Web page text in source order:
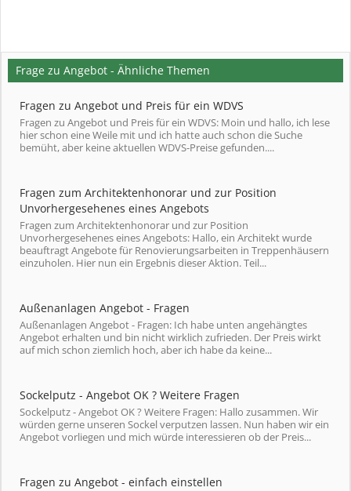
Frage zu Angebot - Ähnliche Themen
Fragen zu Angebot und Preis für ein WDVS
Fragen zu Angebot und Preis für ein WDVS: Moin und hallo, ich lese
hier schon eine Weile mit und ich hatte auch schon die Suche
bemüht, aber keine aktuellen WDVS-Preise gefunden....
Fragen zum Architektenhonorar und zur Position
Unvorhergesehenes eines Angebots
Fragen zum Architektenhonorar und zur Position
Unvorhergesehenes eines Angebots: Hallo, ein Architekt wurde
beauftragt Angebote für Renovierungsarbeiten in Treppenhäusern
einzuholen. Hier nun ein Ergebnis dieser Aktion. Teil...
Außenanlagen Angebot - Fragen
Außenanlagen Angebot - Fragen: Ich habe unten angehängtes
Angebot erhalten und bin nicht wirklich zufrieden. Der Preis wirkt
auf mich schon ziemlich hoch, aber ich habe da keine...
Sockelputz - Angebot OK ? Weitere Fragen
Sockelputz - Angebot OK ? Weitere Fragen: Hallo zusammen. Wir
würden gerne unseren Sockel verputzen lassen. Nun haben wir ein
Angebot vorliegen und mich würde interessieren ob der Preis...
Fragen zu Angebot - einfach einstellen